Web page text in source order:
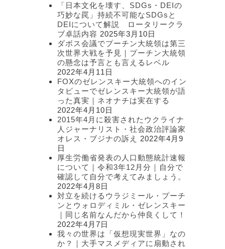
「日本文化を壊す、SDGs・DEIの
巧妙な罠」持続不可能なSDGsと
DEIについて解説 ロータリークラ
ブ卓話内容 2025年3月10日
ダボス会議でプーチン大統領は第三
次世界大戦を予見｜プーチン大統領
の懸念は予言とも言えるレベル
2022年4月11日
FOXのゼレンスキー大統領へのイン
タビューでゼレンスキー大統領が語
った真実｜ネオナチは実在する
2022年4月10日
2015年4月に殺害されたウクライナ
人ジャーナリスト・社会政治評論家
オレス・ブジナの訴え
2022年4月9
日
厚生労働省発表の人口動態統計速報
について｜令和3年12月分｜自分で
確認して自分で考えてみましょう。
2022年4月8日
対立を続けるウラジミール・プーチ
ンとウォロディミル・ゼレンスキー
｜同じ名前なんだから仲良くして！
2022年4月7日
我々の世界は「仮想現実世界」なの
か？｜大手マスメディアに扇動され